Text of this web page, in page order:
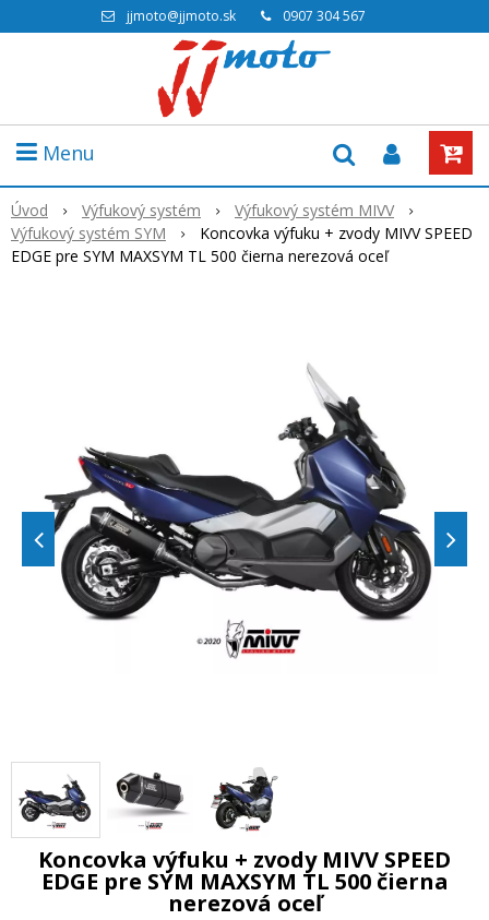
jjmoto@jjmoto.sk 0907 304 567
Menu
Úvod Výfukový systém
Výfukový systém MIVV
Výfukový systém SYM
Koncovka výfuku + zvody MIVV SPEED
EDGE pre SYM MAXSYM TL 500 čierna nerezová oceľ
Koncovka výfuku + zvody MIVV SPEED
EDGE pre SYM MAXSYM TL 500 čierna
nerezová oceľ